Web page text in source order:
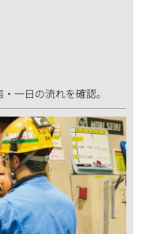
一日の流れを確認。